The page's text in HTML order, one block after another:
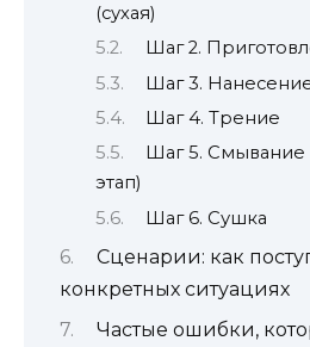
(сухая)
Шаг 2.
Шаг 3.
Шаг 4. Трение
Шаг 5.
этап)
Шаг 6. Сушка
Сценарии: как
конкретных ситуациях
Частые ошибки,